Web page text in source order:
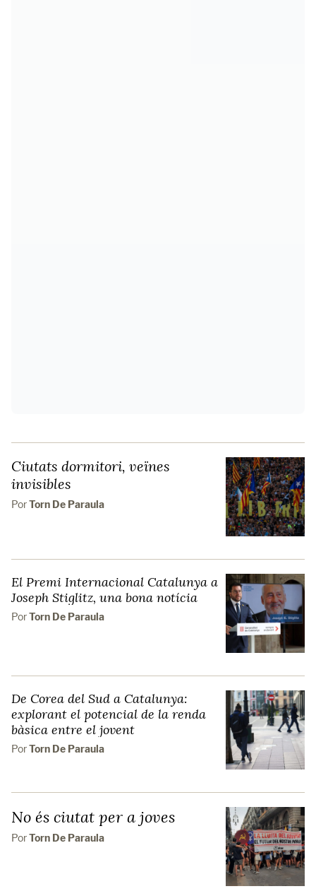
Ciutats dormitori, veïnes
invisibles
PorTorn De Paraula
El Premi Internacional Catalunya a
Joseph Stiglitz, una bona notícia
PorTorn De Paraula
De Corea del Sud a Catalunya:
explorant el potencial de la renda
bàsica entre el jovent
PorTorn De Paraula
No és ciutat per a joves
PorTorn De Paraula